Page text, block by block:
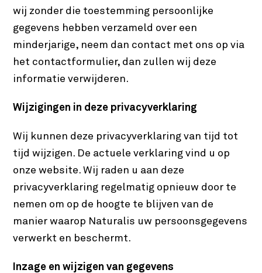
wij zonder die toestemming persoonlijke
gegevens hebben verzameld over een
minderjarige, neem dan contact met ons op via
het contactformulier, dan zullen wij deze
informatie verwijderen.
Wijzigingen in deze privacyverklaring
Wij kunnen deze privacyverklaring van tijd tot
tijd wijzigen. De actuele verklaring vind u op
onze website. Wij raden u aan deze
privacyverklaring regelmatig opnieuw door te
nemen om op de hoogte te blijven van de
manier waarop Naturalis uw persoonsgegevens
verwerkt en beschermt.
Inzage en wijzigen van gegevens